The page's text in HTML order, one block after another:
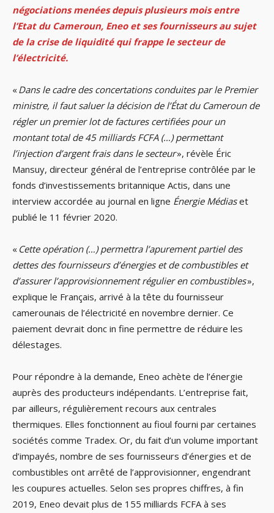
négociations menées depuis plusieurs mois entre
l’Etat du Cameroun, Eneo et ses fournisseurs au sujet
de la crise de liquidité qui frappe le secteur de
l’électricité.
«Dans le cadre des concertations conduites par le Premier
ministre, il faut saluer la décision de l’État du Cameroun de
régler un premier lot de factures certifiées pour un
montant total de 45 milliards FCFA (…) permettant
l’injection d’argent frais dans le secteur», révèle Éric
Mansuy, directeur général de l’entreprise contrôlée par le
fonds d’investissements britannique Actis, dans une
interview accordée au journal en ligne Énergie Médiaset
publié le 11 février 2020.
« Cette opération (…) permettra l’apurement partiel des
dettes des fournisseurs d’énergies et de combustibles et
d’assurer l’approvisionnement régulier en combustibles»,
explique le Français, arrivé à la tête du fournisseur
camerounais de l’électricité en novembre dernier. Ce
paiement devrait donc in fine permettre de réduire les
délestages.
Pour répondre à la demande, Eneo achète de l’énergie
auprès des producteurs indépendants. L’entreprise fait,
par ailleurs, régulièrement recours aux centrales
thermiques. Elles fonctionnent au fioul fourni par certaines
sociétés comme Tradex. Or, du fait d’un volume important
d’impayés, nombre de ses fournisseurs d’énergies et de
combustibles ont arrêté de l’approvisionner, engendrant
les coupures actuelles. Selon ses propres chiffres, à fin
2019, Eneo devait plus de 155 milliards FCFA à ses